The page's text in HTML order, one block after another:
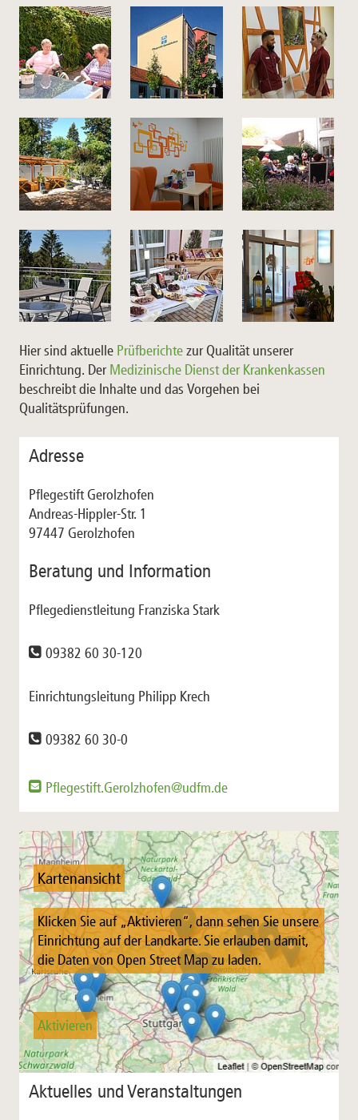
Hier sind aktuelle Prüfberichtezur Qualität unserer
Einrichtung. DerMedizinische Dienst der Krankenkassen
beschreibt die Inhalte und das Vorgehen bei
Qualitätsprüfungen.
Adresse
Pflegestift Gerolzhofen
Andreas-Hippler-Str. 1
97447 Gerolzhofen
Beratung und Information
Pflegedienstleitung Franziska Stark
09382 60 30-120
Einrichtungsleitung Philipp Krech
09382 60 30-0
Pflegestift.Gerolzhofen@udfm.de
Kartenansicht
Klicken Sie auf „Aktivieren“, dann sehen Sie unsere
Einrichtung auf der Landkarte. Sie erlauben damit,
die Daten von Open Street Map zu laden.
Aktivieren
Aktuelles und Veranstaltungen